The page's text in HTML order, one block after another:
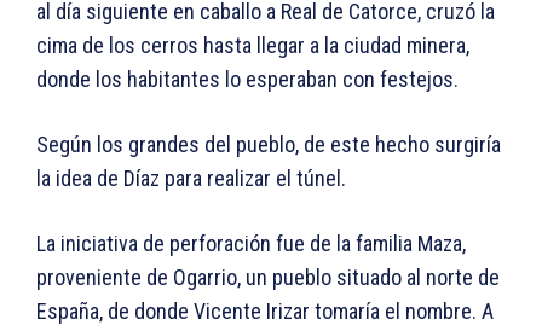
al día siguiente en caballo a Real de Catorce, cruzó la
cima de los cerros hasta llegar a la ciudad minera,
donde los habitantes lo esperaban con festejos.
Según los grandes del pueblo, de este hecho surgiría
la idea de Díaz para realizar el túnel.
La iniciativa de perforación fue de la familia Maza,
proveniente de Ogarrio, un pueblo situado al norte de
España, de donde Vicente Irizar tomaría el nombre. A